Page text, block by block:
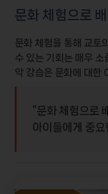
문화 체험으로
문화 체험을 통해 교토의
수 있는 기회는 매우
악 강습은 문화에 대한
“문화 체험으로
아이들에게 중요